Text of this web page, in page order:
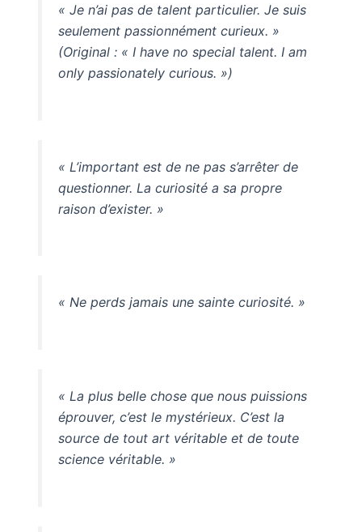
« Je n’ai pas de talent particulier. Je suis
seulement passionnément curieux. »
(Original : « I have no special talent. I am
only passionately curious. »)
« L’important est de ne pas s’arrêter de
questionner. La curiosité a sa propre
raison d’exister. »
« Ne perds jamais une sainte curiosité. »
« La plus belle chose que nous puissions
éprouver, c’est le mystérieux. C’est la
source de tout art véritable et de toute
science véritable. »